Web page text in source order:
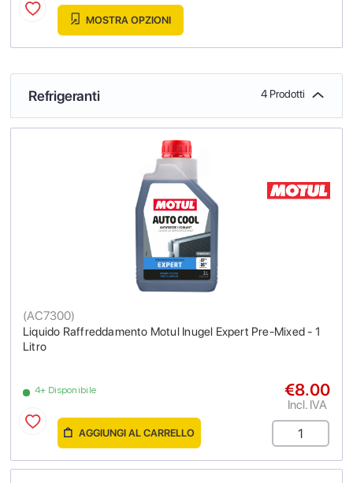
MOSTRA OPZIONI
Refrigeranti 4 Prodotti
Liquido Raffreddamento Motul Inugel Expert Pre-Mixed - 1
Litro
(AC7300)
4+ Disponibile €8.00
Incl. IVA
AGGIUNGI AL CARRELLO